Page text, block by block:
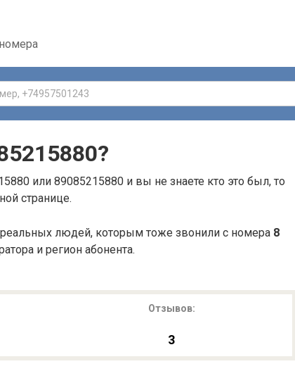
?
или 89085215880 и вы не знаете кто это был, то
странице.
людей, которым тоже звонили с номера 8
и регион абонента.
Отзывов:
3